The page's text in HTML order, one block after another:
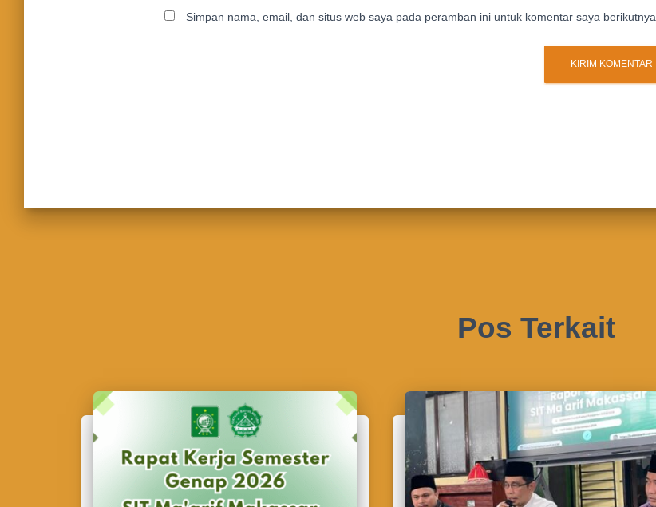
Simpan nama, email, dan situs web saya pada peramban ini untuk komentar saya berikutnya.
Pos Terkait